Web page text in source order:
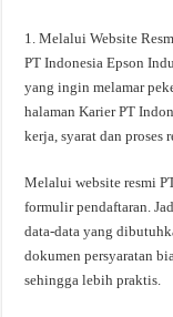
1. Melalui Website
PT Indonesia Epson
yang ingin melamar
halaman Karier PT
kerja, syarat dan proses
Melalui website resmi
formulir pendaftaran.
data-data yang
dokumen persyaratan
sehingga lebih praktis.